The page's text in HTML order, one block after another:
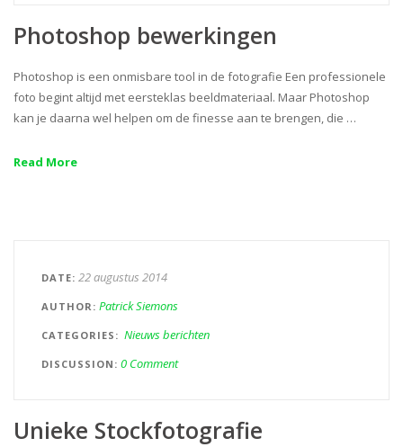
Photoshop bewerkingen
Photoshop is een onmisbare tool in de fotografie Een professionele
foto begint altijd met eersteklas beeldmateriaal. Maar Photoshop
kan je daarna wel helpen om de finesse aan te brengen, die …
Read More
DATE 22 augustus 2014
AUTHOR Patrick Siemons
CATEGORIES Nieuws berichten
DISCUSSION 0 Comment
Unieke Stockfotografie